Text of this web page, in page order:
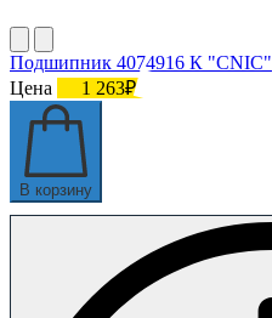
Подшипник 4074916 К "СNIC"
Цена
1 263₽
В корзину